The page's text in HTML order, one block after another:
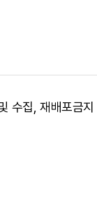
수집, 재배포금지